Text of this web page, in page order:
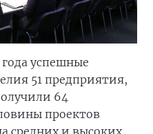
успешные
51 предприятия,
64
проектов